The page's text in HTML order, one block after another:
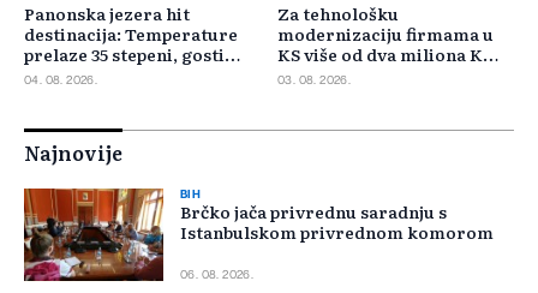
Panonska jezera hit
destinacija: Temperature
prelaze 35 stepeni, gosti
pristižu iz cijele regije
04. 08. 2026.
Za tehnološku
modernizaciju firmama u
KS više od dva miliona KM,
odbijeno 135 prijava
03. 08. 2026.
Najnovije
BIH
Brčko jača privrednu saradnju s
Istanbulskom privrednom komorom
06. 08. 2026.